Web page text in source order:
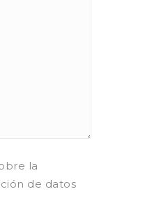
la
de datos